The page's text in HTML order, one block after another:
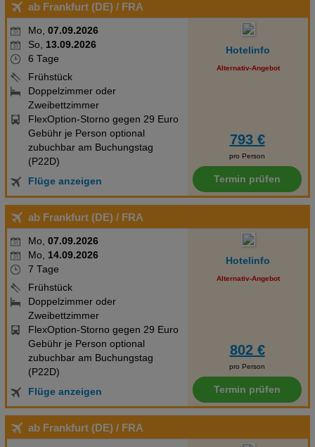
ab Frankfurt (DE) / FRA
Mo, 07.09.2026
So, 13.09.2026
6 Tage
Frühstück
Doppelzimmer oder
Zweibettzimmer
FlexOption-Storno gegen 29 Euro
Gebühr je Person optional
zubuchbar am Buchungstag
(P22D)
Flüge anzeigen
Hotelinfo
Alternativ-Angebot
793 €
pro Person
Termin prüfen
ab Frankfurt (DE) / FRA
Mo, 07.09.2026
Mo, 14.09.2026
7 Tage
Frühstück
Doppelzimmer oder
Zweibettzimmer
FlexOption-Storno gegen 29 Euro
Gebühr je Person optional
zubuchbar am Buchungstag
(P22D)
Flüge anzeigen
Hotelinfo
Alternativ-Angebot
802 €
pro Person
Termin prüfen
ab Frankfurt (DE) / FRA